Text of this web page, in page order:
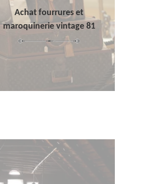
Achat fourrures et
maroquinerie vintage 81